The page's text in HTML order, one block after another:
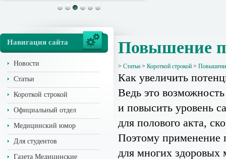
Навигация сайта
Новости
Статьи
Короткой строкой
Официальный отдел
Медицинский юмор
Для студентов
Газета Медицинские
Повышение
> Статьи > Короткой строкой >
Как увеличить
Ведь это
и повысить уровень
для полового акта,
Поэтому применение
для многих здоровых